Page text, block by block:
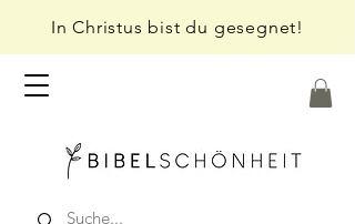
In Christus bist du gesegnet!